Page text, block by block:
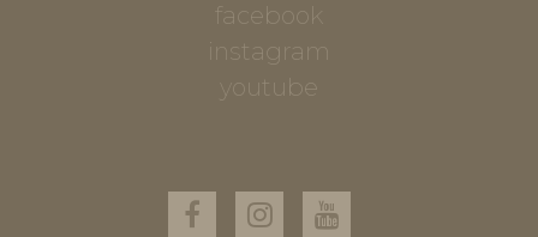
facebook
instagram
youtube